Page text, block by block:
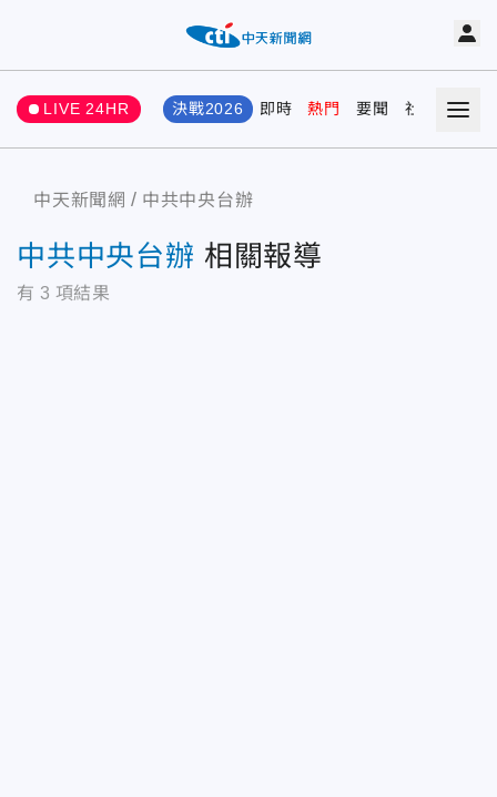
LIVE 24HR 決戰2026 即時 熱門 要聞 社會 娛樂
中天新聞網 中共中央台辦
中共中央台辦 相關報導
有 3 項結果